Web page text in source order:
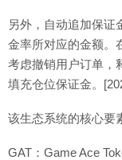
另外，自动追加保证
金率所对应的金额。
考虑撤销用户订单，
填充仓位保证金。
该生态系统的核心要
GAT：Game Ace